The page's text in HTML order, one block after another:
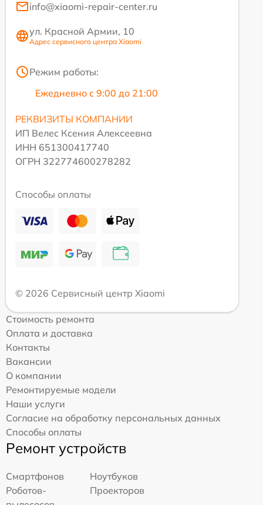
info@xiaomi-repair-center.ru
ул. Красной Армии, 10
Адрес сервисного центра Xiaomi
Режим работы:
Ежедневно с 9:00 до 21:00
РЕКВИЗИТЫ КОМПАНИИ
ИП Велес Ксения Алексеевна
ИНН 651300417740
ОГРН 322774600278282
Способы оплаты
© 2026 Сервисный центр Xiaomi
Стоимость ремонта
Оплата и доставка
Контакты
Вакансии
О компании
Ремонтируемые модели
Наши услуги
Согласие на обработку персональных данных
Способы оплаты
Ремонт устройств
Смартфонов
Ноутбуков
Роботов-
Проекторов